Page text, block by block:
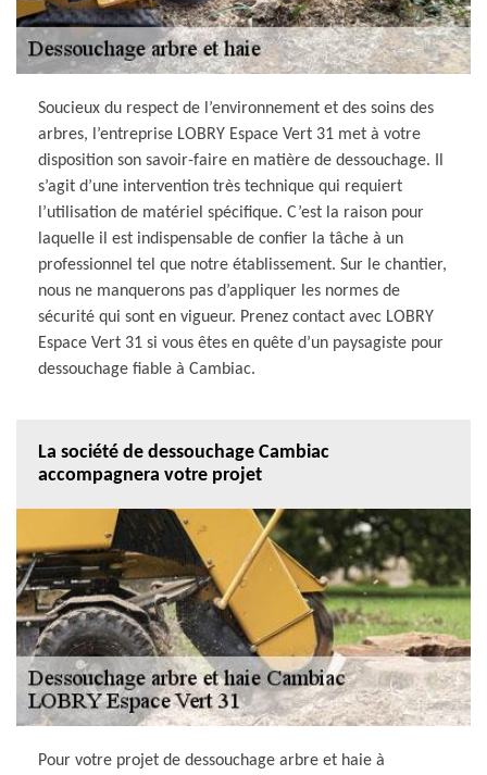
Soucieux du respect de l’environnement et des soins des
arbres, l’entreprise LOBRY Espace Vert 31 met à votre
disposition son savoir-faire en matière de dessouchage. Il
s’agit d’une intervention très technique qui requiert
l’utilisation de matériel spécifique. C’est la raison pour
laquelle il est indispensable de confier la tâche à un
professionnel tel que notre établissement. Sur le chantier,
nous ne manquerons pas d’appliquer les normes de
sécurité qui sont en vigueur. Prenez contact avec LOBRY
Espace Vert 31 si vous êtes en quête d’un paysagiste pour
dessouchage fiable à Cambiac.
La société de dessouchage Cambiac
accompagnera votre projet
Pour votre projet de dessouchage arbre et haie à